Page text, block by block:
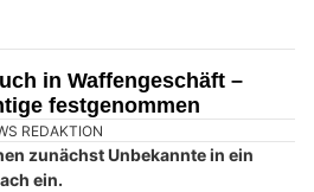
in Waffengeschäft –
festgenommen
REDAKTION
zunächst Unbekannte in ein
ein.